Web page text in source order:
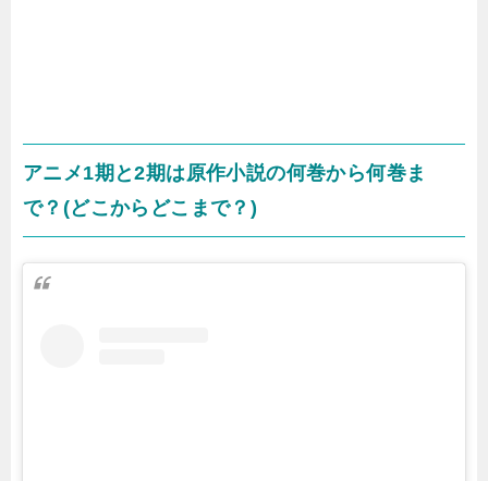
アニメ1期と2期は原作小説の何巻から何巻ま
で？(どこからどこまで？)